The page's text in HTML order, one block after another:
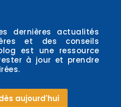
dernières actualités
et des conseils
est une ressource
à jour et prendre
aujourd'hui